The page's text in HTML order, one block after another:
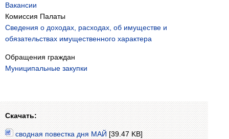
Вакансии
Комиссия Палаты
Сведения о доходах, расходах, об имуществе и
обязательствах имущественного характера
Обращения граждан
Муниципальные закупки
Скачать:
сводная повестка дня МАЙ [39.47 KB]